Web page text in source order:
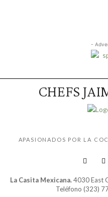
-
CHEFS
APASIONADOS POR LA
La Casita Mexicana.4030 East
Teléfono (323)